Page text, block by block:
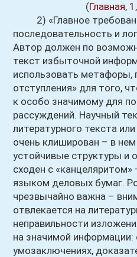
(Главная, 1
2) «Главное
последовательность и
Автор должен по
текст избыточной
использовать метафоры,
отступления» для того,
к особо значимому для
рассуждений. Научный
литературного текста
очень клиширован – в
устойчивые структуры и
сходен с
языком деловых бумаг.
чрезвычайно важна –
отвлекается на
неправильности
на значимой информации:
умозаключениях,